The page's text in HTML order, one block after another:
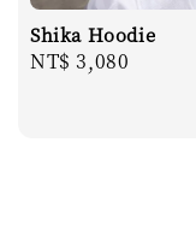
Shika Hoodie
Regular
NT$ 3,080